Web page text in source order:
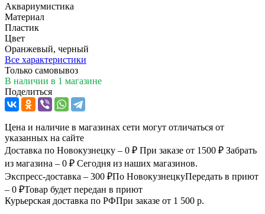
Аквариумистика
Материал
Пластик
Цвет
Оранжевый, черный
Все характеристики
Только самовывоз
В наличии в 1 магазине
Поделиться
Цена и наличие в магазинах сети могут отличаться от
указанных на сайте
Доставка по Новокузнецку – 0 ₽ При заказе от 1500 ₽ Забрать
из магазина – 0 ₽ Сегодня из наших магазинов.
Экспресс-доставка – 300 ₽По НовокузнецкуПередать в приют
– 0 ₽Товар будет передан в приют
Курьерская доставка по РФПри заказе от 1 500 р.